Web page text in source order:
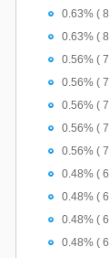
0.63% (
0.63% (
0.56% (
0.56% (
0.56% (
0.56% (
0.56% (
0.48% (
0.48% (
0.48% (
0.48% (